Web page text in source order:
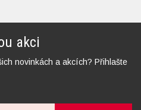
akci
novinkách a akcích? Přihlašte